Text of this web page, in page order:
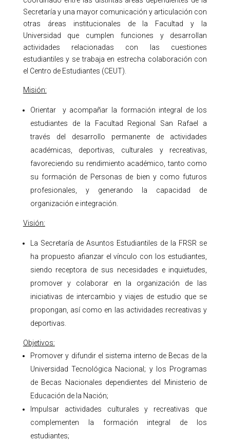
Secretaría y una mayor comunicación y articulación con
otras áreas institucionales de la Facultad y la
Universidad que cumplen funciones y desarrollan
actividades relacionadas con las cuestiones
estudiantiles y se trabaja en estrecha colaboración con
el Centro de Estudiantes (CEUT).
Misión:
Orientar y acompañar la formación integral de los
estudiantes de la Facultad Regional San Rafael a
través del desarrollo permanente de actividades
académicas, deportivas, culturales y recreativas,
favoreciendo su rendimiento académico, tanto como
su formación de Personas de bien y como futuros
profesionales, y generando la capacidad de
organización e integración.
Visión:
La Secretaría de Asuntos Estudiantiles de la FRSR se
ha propuesto afianzar el vínculo con los estudiantes,
siendo receptora de sus necesidades e inquietudes,
promover y colaborar en la organización de las
iniciativas de intercambio y viajes de estudio que se
propongan, así como en las actividades recreativas y
deportivas.
Objetivos:
Promover y difundir el sistema interno de Becas de la
Universidad Tecnológica Nacional; y los Programas
de Becas Nacionales dependientes del Ministerio de
Educación de la Nación;
Impulsar actividades culturales y recreativas que
complementen la formación integral de los
estudiantes;